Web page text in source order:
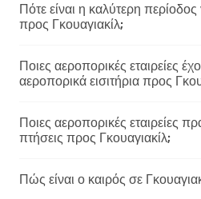
Πότε είναι η καλύτερη περίοδος
προς Γκουαγιακίλ;
Ποιες αεροπορικές εταιρείες
αεροπορικά εισιτήρια προς
Ποιες αεροπορικές εταιρείες
πτήσεις προς Γκουαγιακίλ;
Πώς είναι ο καιρός σε